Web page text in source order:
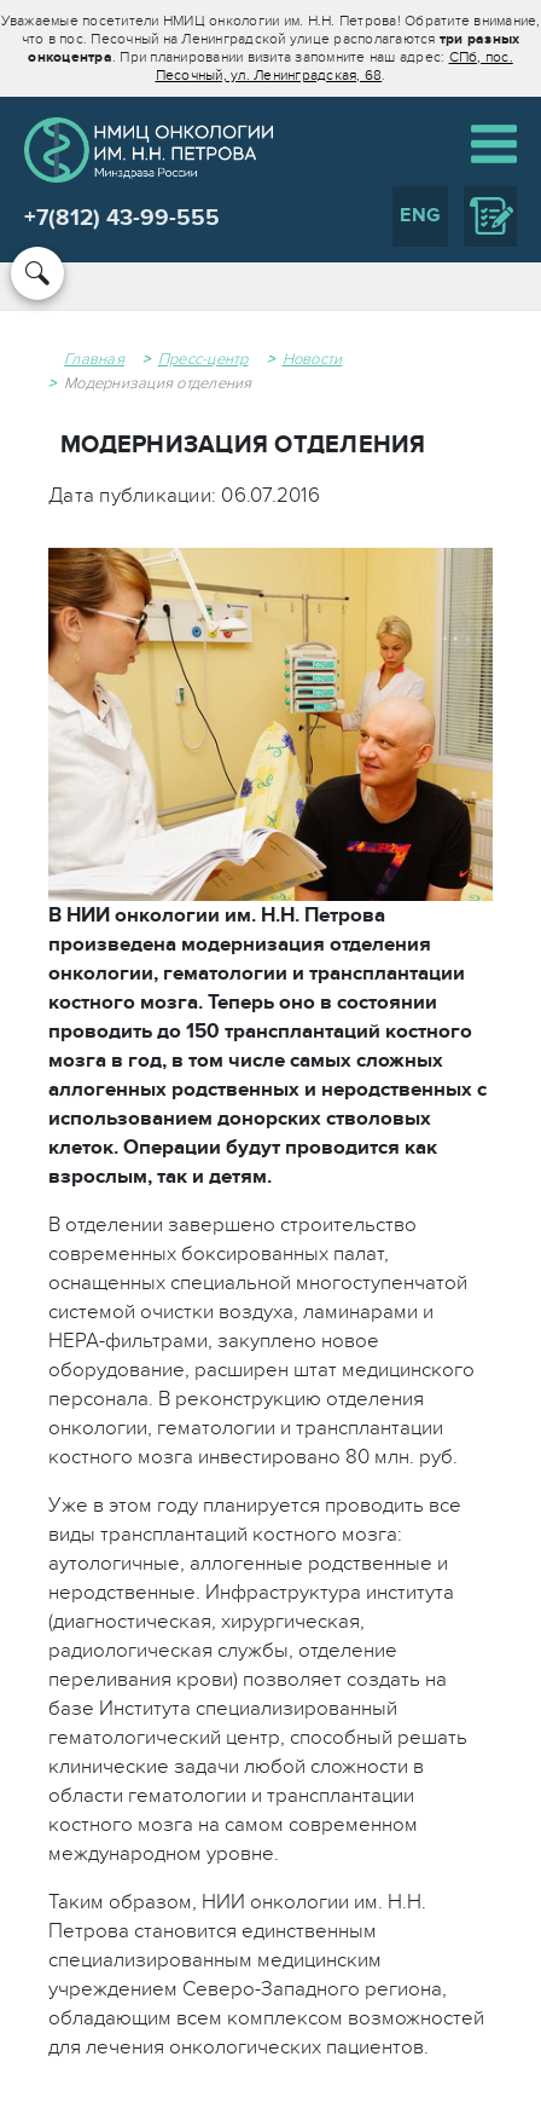
Уважаемые посетители НМИЦ онкологии им. Н.Н. Петрова! Обратите внимание,
что в пос. Песочный на Ленинградской улице располагаются три разных
онкоцентра. При планировании визита запомните наш адрес: СПб, пос.
Песочный, ул. Ленинградская, 68.
+7(812) 43-99-555 ENG
Главная Пресс-центр
Новости
Модернизация отделения
МОДЕРНИЗАЦИЯ ОТДЕЛЕНИЯ
Дата публикации: 06.07.2016
В НИИ онкологии им. Н.Н. Петрова
произведена модернизация отделения
онкологии, гематологии и трансплантации
костного мозга. Теперь оно в состоянии
проводить до 150 трансплантаций костного
мозга в год, в том числе самых сложных
аллогенных родственных и неродственных с
использованием донорских стволовых
клеток. Операции будут проводится как
взрослым, так и детям.
В отделении завершено строительство
современных боксированных палат,
оснащенных специальной многоступенчатой
системой очистки воздуха, ламинарами и
HEPA-фильтрами, закуплено новое
оборудование, расширен штат медицинского
персонала. В реконструкцию отделения
онкологии, гематологии и трансплантации
костного мозга инвестировано 80 млн. руб.
Уже в этом году планируется проводить все
виды трансплантаций костного мозга:
аутологичные, аллогенные родственные и
неродственные. Инфраструктура института
(диагностическая, хирургическая,
радиологическая службы, отделение
переливания крови) позволяет создать на
базе Института специализированный
гематологический центр, способный решать
клинические задачи любой сложности в
области гематологии и трансплантации
костного мозга на самом современном
международном уровне.
Таким образом, НИИ онкологии им. Н.Н.
Петрова становится единственным
специализированным медицинским
учреждением Северо-Западного региона,
обладающим всем комплексом возможностей
для лечения онкологических пациентов.